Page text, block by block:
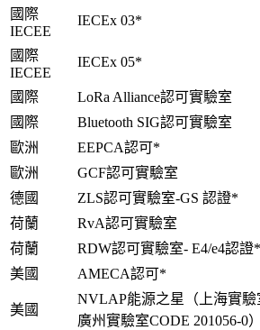
國際
IECEE
IECEx 03*
國際
IECEE
IECEx 05*
國際
LoRa Alliance認可實驗室
國際
Bluetooth SIG認可實驗室
歐洲
EEPCA認可*
歐洲
GCF認可實驗室
德國
ZLS認可實驗室-GS 認證*
荷蘭
RvA認可實驗室
荷蘭
RDW認可實驗室- E4/e4認證*
美國
AMECA認可*
美國
NVLAP能源之星（上海實驗
廣州實驗室CODE 201056-0）